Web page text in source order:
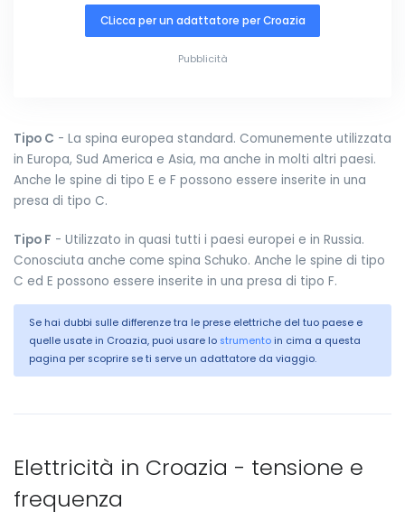
CLicca per un adattatore per Croazia
Pubblicità
Tipo C - La spina europea standard. Comunemente utilizzata
in Europa, Sud America e Asia, ma anche in molti altri paesi.
Anche le spine di tipo E e F possono essere inserite in una
presa di tipo C.
Tipo F - Utilizzato in quasi tutti i paesi europei e in Russia.
Conosciuta anche come spina Schuko. Anche le spine di tipo
C ed E possono essere inserite in una presa di tipo F.
Se hai dubbi sulle differenze tra le prese elettriche del tuo paese e
quelle usate in Croazia, puoi usare lo strumento in cima a questa
pagina per scoprire se ti serve un adattatore da viaggio.
Elettricità in Croazia - tensione e
frequenza